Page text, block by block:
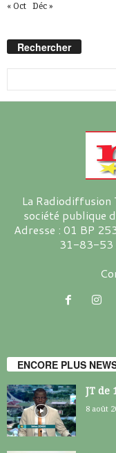
« Oct Déc »
Rechercher
La Radiodiffusion
société publique
Adresse : 01 BP
31-83-53
ENCORE PLUS
JT de
8 août